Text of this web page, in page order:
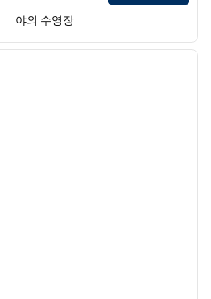
야외 수영장
다음